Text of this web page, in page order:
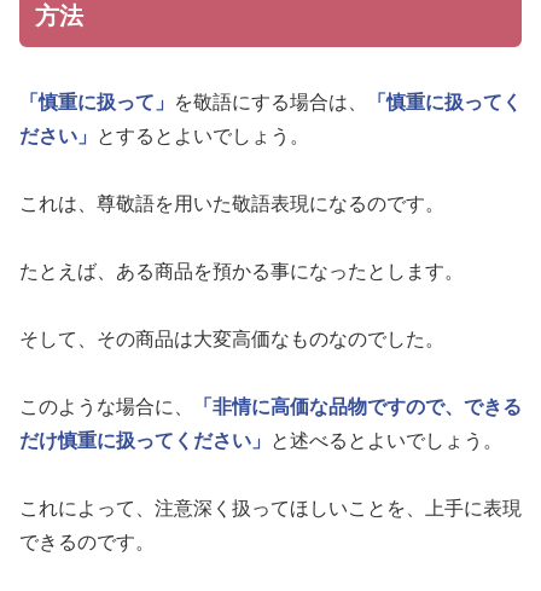
方法
「慎重に扱って」 を敬語にする場合は、
「慎重に扱ってく
ださい」
とするとよいでしょう。
これは、尊敬語を用いた敬語表現になるのです。
たとえば、ある商品を預かる事になったとします。
そして、その商品は大変高価なものなのでした。
このような場合に、
「非情に高価な品物ですので、できる
だけ慎重に扱ってください」
と述べるとよいでしょう。
これによって、注意深く扱ってほしいことを、上手に表現
できるのです。